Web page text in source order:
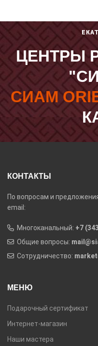
ЦЕНТРЫ
СИАМ
КОНТАКТЫ
По вопросам и
email:
Многоканальный: +7
Общие вопросы:
Сотрудничество:
МЕНЮ
Подарочный сертификат
Интернет-магазин
Наши мастера